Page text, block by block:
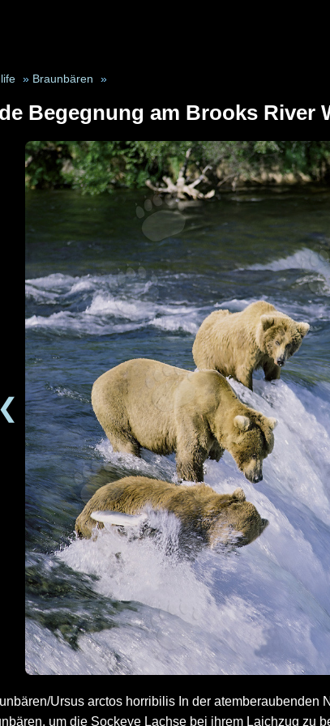
» Braunbären »
Begegnung am Brooks River
❮
Ursus arctos horribilis In der
um die Sockeye Lachse bei ihrem Laichzug zu